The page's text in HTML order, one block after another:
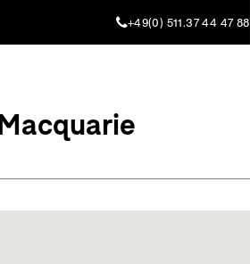
+49(0) 511.37 44 47 88